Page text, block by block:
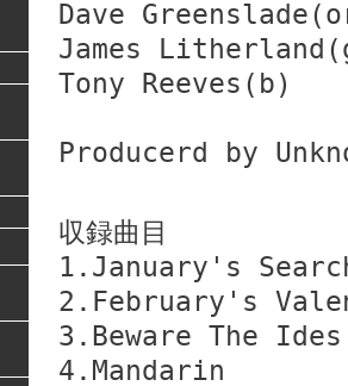
Dave
James
Tony Reeves(b)
Producerd by
収録曲目
1.January's
2.February's
3.Beware The
4.Mandarin